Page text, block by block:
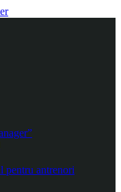
pentru antrenori